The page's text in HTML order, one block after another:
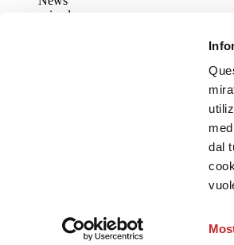
dal
aziende
Viale Monte Santo, 40 - 41049 Sassuolo
Capitale Sociale: 2.500.000 euro - Codice
© Ceramica.info, All Rights Reserved.